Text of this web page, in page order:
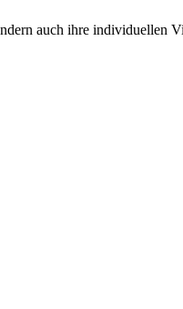
auch ihre individuellen